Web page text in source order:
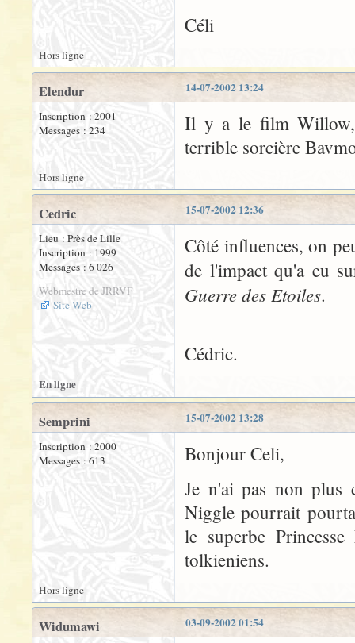
Céli
Hors ligne
14-07-2002 13:24
Elendur
Inscription : 2001
Messages : 234
Il y a le film Willow,
terrible sorcière
Hors ligne
15-07-2002 12:36
Cedric
Lieu : Près de Lille
Inscription : 1999
Messages : 6 026
Webmestre de JRRVF
Site Web
Côté influences, on
de l'impact qu'a eu
Guerre des Etoiles.
Cédric.
En ligne
15-07-2002 13:28
Semprini
Inscription : 2000
Messages : 613
Bonjour Celi,
Je n'ai pas non plus
Niggle pourrait
le superbe
tolkieniens.
Hors ligne
03-09-2002 01:54
Widumawi